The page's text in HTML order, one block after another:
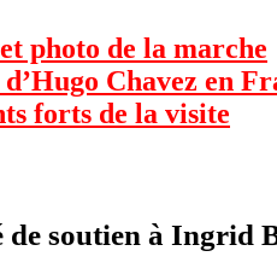
photo de la marche
Chavez en
forts de la visite
de soutien à Ingrid